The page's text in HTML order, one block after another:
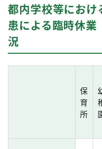
都内学校等におけ
患による臨時休
況
保
育
所